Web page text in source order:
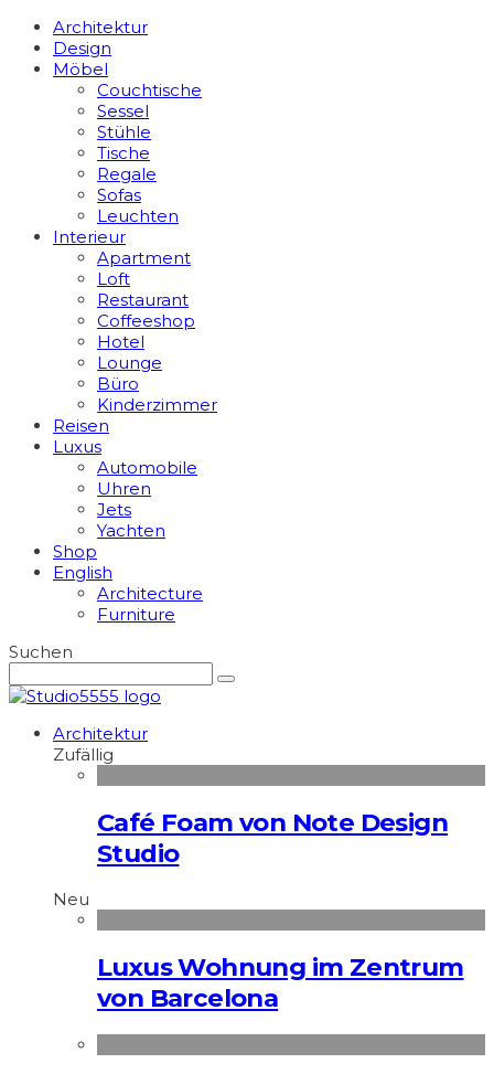
Architektur
Design
Möbel
Couchtische
Sessel
Stühle
Tische
Regale
Sofas
Leuchten
Interieur
Apart­ment
Loft
Restaurant
Coffeeshop
Hotel
Lounge
Büro
Kinderzimmer
Reisen
Luxus
Automobile
Uhren
Jets
Yachten
Shop
English
Architecture
Furniture
Suchen
Architektur
Zufällig
Café Foam von Note Design
Studio
Neu
Luxus Wohnung im Zentrum
von Barcelona